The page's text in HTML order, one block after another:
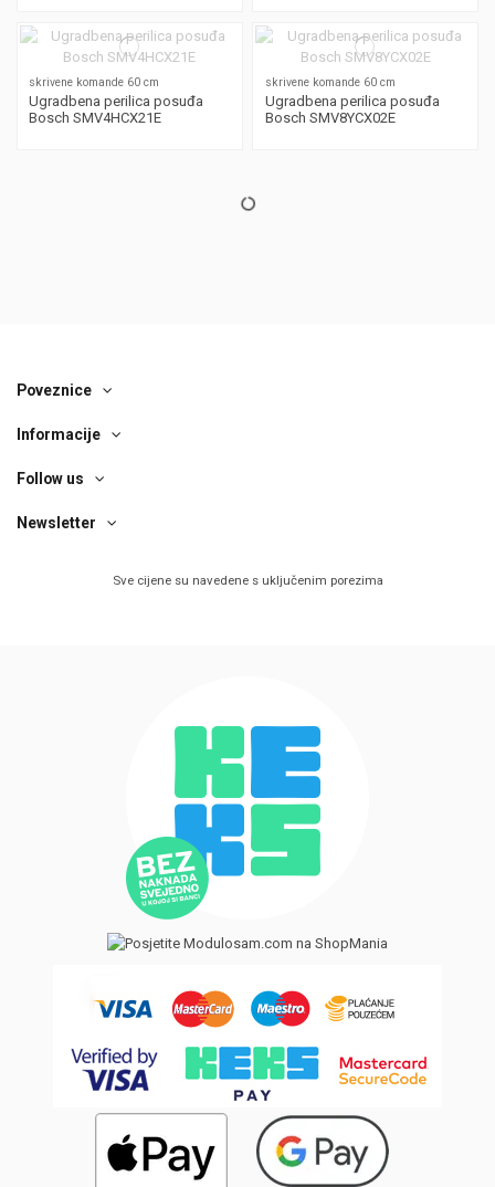
skrivene komande 60 cm
Ugradbena perilica posuđa
Bosch SMV4HCX21E
skrivene komande 60 cm
Ugradbena perilica posuđa
Bosch SMV8YCX02E
Poveznice
Informacije
Follow us
Newsletter
Sve cijene su navedene s uključenim porezima